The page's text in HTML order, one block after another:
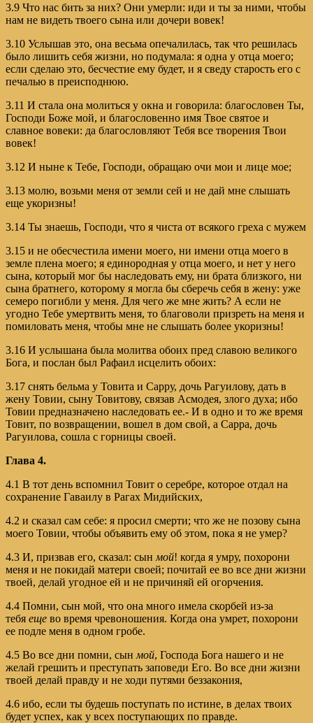
3.9 Что нас бить за них? Они умерли: иди и ты за ними, чтобы
нам не видеть твоего сына или дочери вовек!
3.10 Услышав это, она весьма опечалилась, так что решилась
было лишить себя жизни, но подумала: я одна у отца моего;
если сделаю это, бесчестие ему будет, и я сведу старость его с
печалью в преисподнюю.
3.11 И стала она молиться у окна и говорила: благословен Ты,
Господи Боже мой, и благословенно имя Твое святое и
славное вовеки: да благословляют Тебя все творения Твои
вовек!
3.12 И ныне к Тебе, Господи, обращаю очи мои и лице мое;
3.13 молю, возьми меня от земли сей и не дай мне слышать
еще укоризны!
3.14 Ты знаешь, Господи, что я чиста от всякого греха с мужем
3.15 и не обесчестила имени моего, ни имени отца моего в
земле плена моего; я единородная у отца моего, и нет у него
сына, который мог бы наследовать ему, ни брата близкого, ни
сына братнего, которому я могла бы сберечь себя в жену: уже
семеро погибли у меня. Для чего же мне жить? А если не
угодно Тебе умертвить меня, то благоволи призреть на меня и
помиловать меня, чтобы мне не слышать более укоризны!
3.16 И услышана была молитва обоих пред славою великого
Бога, и послан был Рафаил исцелить обоих:
3.17 снять бельма у Товита и Сарру, дочь Рагуилову, дать в
жену Товии, сыну Товитову, связав Асмодея, злого духа; ибо
Товии предназначено наследовать ее.- И в одно и то же время
Товит, по возвращении, вошел в дом свой, а Сарра, дочь
Рагуилова, сошла с горницы своей.
Глава 4.
4.1 В тот день вспомнил Товит о серебре, которое отдал на
сохранение Гаваилу в Рагах Мидийских,
4.2 и сказал сам себе: я просил смерти; что же не позову сына
моего Товии, чтобы объявить ему об этом, пока я не умер?
4.3 И, призвав его, сказал: сын мой! когда я умру, похорони
меня и не покидай матери своей; почитай ее во все дни жизни
твоей, делай угодное ей и не причиняй ей огорчения.
4.4 Помни, сын мой, что она много имела скорбей из-за
тебя еще во время чревоношения. Когда она умрет, похорони
ее подле меня в одном гробе.
4.5 Во все дни помни, сын мой, Господа Бога нашего и не
желай грешить и преступать заповеди Его. Во все дни жизни
твоей делай правду и не ходи путями беззакония,
4.6 ибо, если ты будешь поступать по истине, в делах твоих
будет успех, как у всех поступающих по правде.